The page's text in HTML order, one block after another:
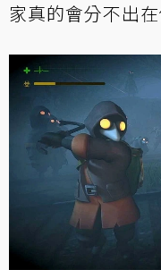
家真的會分不出